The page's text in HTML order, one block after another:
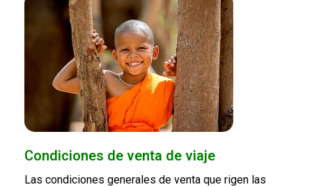
Condiciones de venta de viaje
Las condiciones generales de venta que rigen las